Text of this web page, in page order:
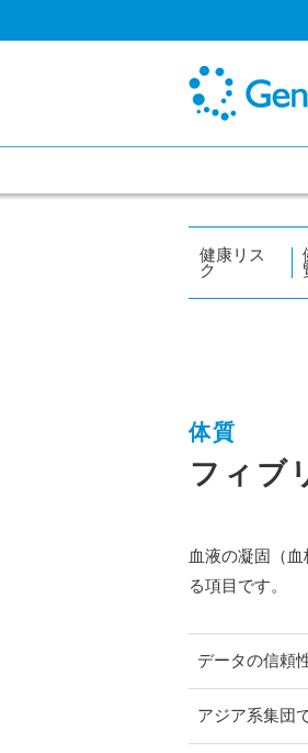
健康リス
ク
体質
フィブ
血液の凝固（
る項目です。
データの信頼
アジア系集団